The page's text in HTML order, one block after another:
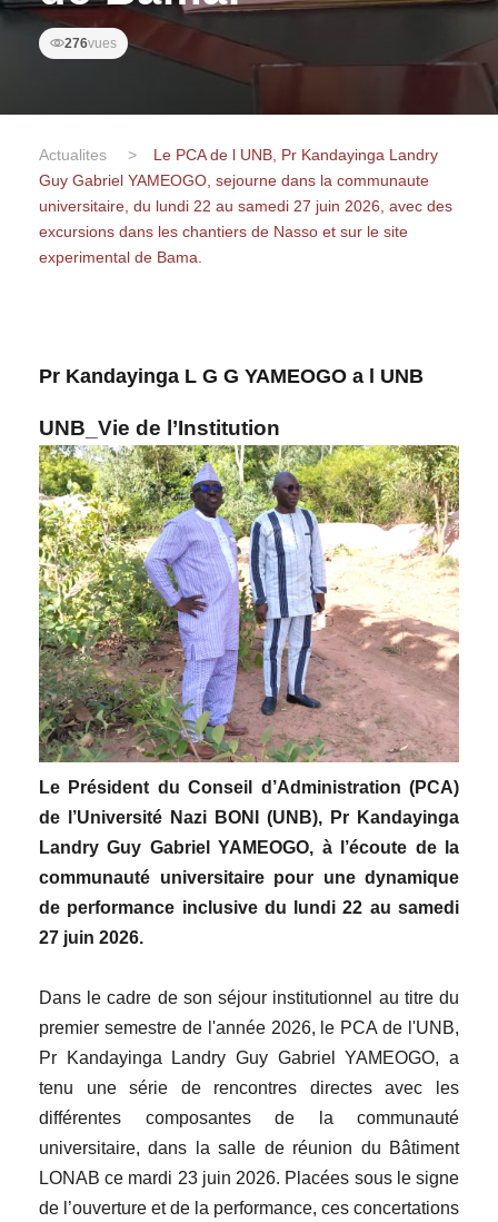
276vues
Actualites >
Le PCA de l UNB, Pr Kandayinga Landry
Guy Gabriel YAMEOGO, sejourne dans la communaute
universitaire, du lundi 22 au samedi 27 juin 2026, avec des
excursions dans les chantiers de Nasso et sur le site
experimental de Bama.
Pr Kandayinga L G G YAMEOGO a l UNB
UNB_Vie de l’Institution
Le Président du Conseil d’Administration (PCA)
de l’Université Nazi BONI (UNB), Pr Kandayinga
Landry Guy Gabriel YAMEOGO, à l’écoute de la
communauté universitaire pour une dynamique
de performance inclusive du lundi 22 au samedi
27 juin 2026.
Dans le cadre de son séjour institutionnel au titre du
premier semestre de l'année 2026, le PCA de l'UNB,
Pr Kandayinga Landry Guy Gabriel YAMEOGO, a
tenu une série de rencontres directes avec les
différentes composantes de la communauté
universitaire, dans la salle de réunion du Bâtiment
LONAB ce mardi 23 juin 2026. Placées sous le signe
de l’ouverture et de la performance, ces concertations